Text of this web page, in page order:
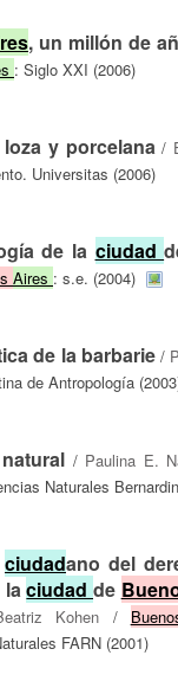
, un millón de
: Siglo XXI (2006)
y porcelana/
Universitas (2006)
de la ciudad
Aires : s.e. (2004)
de la barbarie/
de Antropología
/ Paulina E.
Naturales
ciudadano del
laciudadde
Kohen /
FARN (2001)